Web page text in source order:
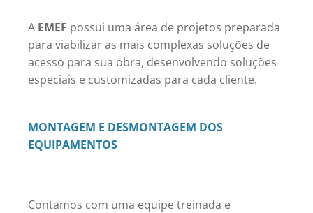
A EMEF possui uma área de projetos preparada
para viabilizar as mais complexas soluções de
acesso para sua obra, desenvolvendo soluções
especiais e customizadas para cada cliente.
MONTAGEM E DESMONTAGEM DOS
EQUIPAMENTOS
Contamos com uma equipe treinada e